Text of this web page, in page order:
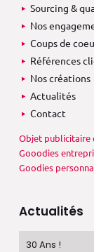
Sourcing &
Nos
Coups de
Références
Nos créations
Actualités
Contact
Objet publicitaire
Gooodies
Goodies
Actualités
30 Ans !